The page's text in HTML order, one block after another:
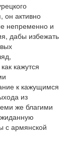
он активно
непременно и
дабы избежать
кажутся
к кажущимся
из
же благими
с армянской